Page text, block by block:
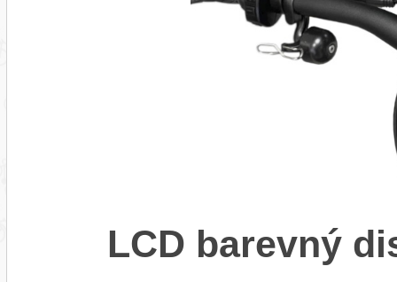
LCD barevný